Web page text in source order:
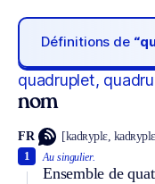
Définitions de
quadruplet,
nom
FR [kadʀyplɛ,
Au singulier.
Ensemble de
1